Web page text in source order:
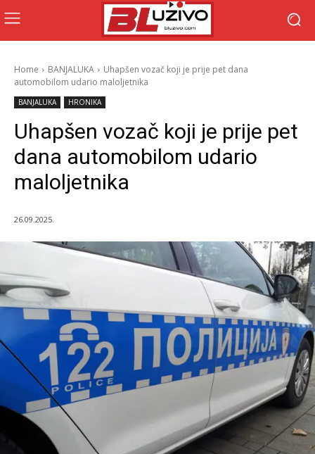
Home BANJALUKA
Uhapšen vozač koji je prije pet dana
automobilom udario maloljetnika
BANJALUKA HRONIKA
Uhapšen vozač koji je prije pet
dana automobilom udario
maloljetnika
26.09.2025.